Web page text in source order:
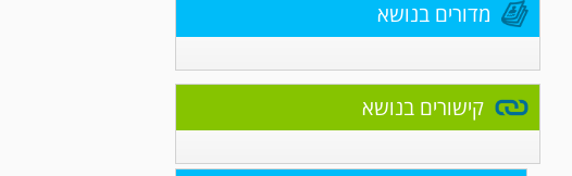
מדורים בנושא
קישורים בנושא